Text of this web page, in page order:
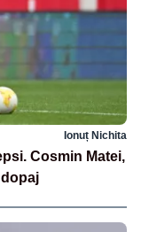
Ionuț Nichita
Cosmin Matei,